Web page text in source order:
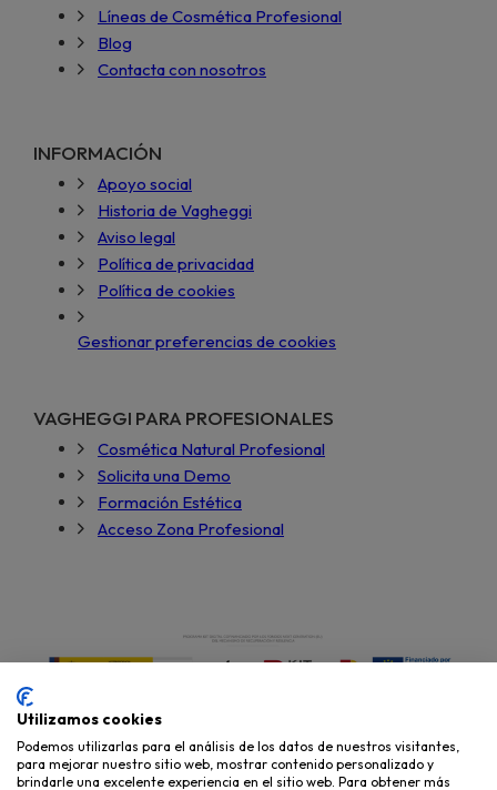
Líneas de Cosmética Profesional
Blog
Contacta con nosotros
INFORMACIÓN
Apoyo social
Historia de Vagheggi
Aviso legal
Política de privacidad
Política de cookies
Gestionar preferencias de cookies
VAGHEGGI PARA PROFESIONALES
Cosmética Natural Profesional
Solicita una Demo
Formación Estética
Acceso Zona Profesional
Utilizamos cookies
Podemos utilizarlas para el análisis de los datos de nuestros visitantes,
para mejorar nuestro sitio web, mostrar contenido personalizado y
brindarle una excelente experiencia en el sitio web. Para obtener más